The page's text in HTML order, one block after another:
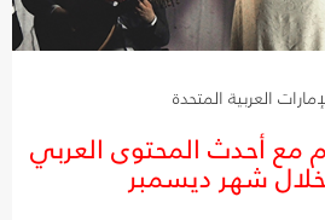
مع أحدث المحتوى العربي